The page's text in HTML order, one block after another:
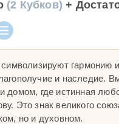
(2 Кубков) +
и наследие.
домом, где истинная
Это знак великого
но и духовном.